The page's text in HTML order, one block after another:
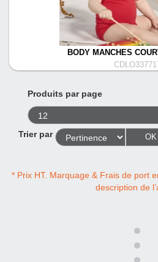
BODY MANCHES
Produits par page
Trier par OK
* Prix HT. Marquage & Frais de port
description de